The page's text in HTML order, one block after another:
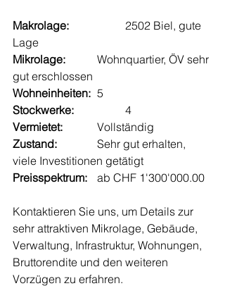
Makrolage:
Lage
Mikrolage:
gut erschlossen
Wohneinheiten:
	5
Stockwerke:
		4
	Vollständig
Zustand:
viele Investitionen getätigt
Preisspektrum:
	ab CHF 1'300'000.00
Kontaktieren Sie uns, um Details zur
sehr attraktiven Mikrolage, Gebäude,
Verwaltung, Infrastruktur, Wohnungen,
Bruttorendite und den weiteren
Vorzügen zu erfahren.